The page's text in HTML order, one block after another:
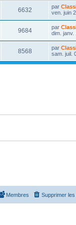
s
a
g
e
m
e
s
s
a
g
e
u
i
e
r
m
e
s
s
a
g
e
6632
u
D
e
i
e
r
m
e
s
s
par
ven. juin
9684V
u
D
e
i
e
r
par
dim. janv.
8568
u
D
e
n
a
par
sam. juil.
Supprimer
Membres